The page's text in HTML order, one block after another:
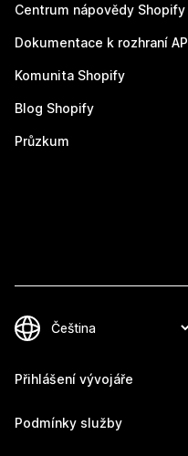
Centrum nápovědy Shopify
Dokumentace k rozhraní API
Komunita Shopify
Blog Shopify
Průzkum
Přihlášení vývojáře
Podmínky služby